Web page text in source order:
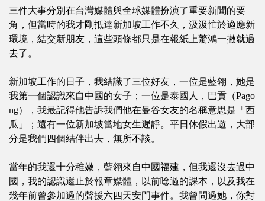
三件大事分別在台灣媒體與全球媒體扮演了重要新聞的要
角，但當時的我才剛抵達新加坡工作不久，汲汲忙於適應新
環境，結交新朋友，這些頭條都只是在報紙上驚鴻一撇就過
去了。
新加坡工作的日子，我結識了三位好友，一位是藍翎，她是
我第一個認識來自中國的女子；一位是泰國人，巴貢（Pago
ng），我最記得他告訴我們他在曼谷女友的名稱意思是「西
瓜」；還有一位新加坡當地女生遲靜。平日休假出遊，大部
分是我們四個結伴出去，無所不談。
當年的我還十分稚嫩，藍翎來自中國福建，但我還沒去過中
國，我的認識還止於報章媒體，以前唸過的課本，以及我在
幾年前曾參加過的聲援六四天安門事件。我曾問過她，你對